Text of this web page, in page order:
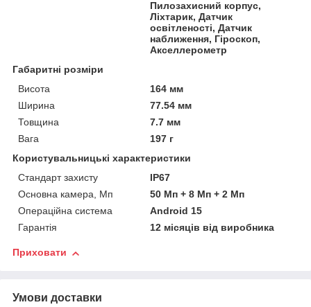
Пилозахисний корпус,
Ліхтарик, Датчик
освітленості, Датчик
наближення, Гіроскоп,
Акселлерометр
Габаритні розміри
Висота
164 мм
Ширина
77.54 мм
Товщина
7.7 мм
Вага
197 г
Користувальницькі характеристики
Стандарт захисту
IP67
Основна камера, Мп
50 Мп + 8 Мп + 2 Мп
Операційна система
Android 15
Гарантія
12 місяців від виробника
Приховати
Умови доставки